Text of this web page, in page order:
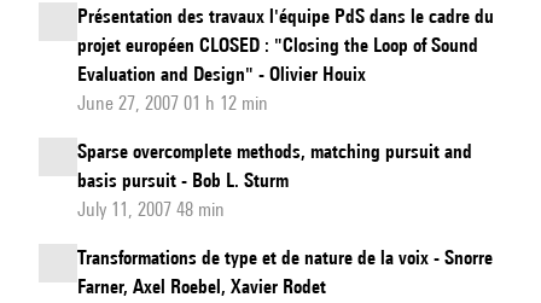
Présentation des travaux l'équipe PdS dans le cadre du
projet européen CLOSED : "Closing the Loop of Sound
Evaluation and Design" - Olivier Houix
June 27, 2007 01 h 12 min
Sparse overcomplete methods, matching pursuit and
basis pursuit - Bob L. Sturm
July 11, 2007 48 min
Transformations de type et de nature de la voix - Snorre
Farner, Axel Roebel, Xavier Rodet